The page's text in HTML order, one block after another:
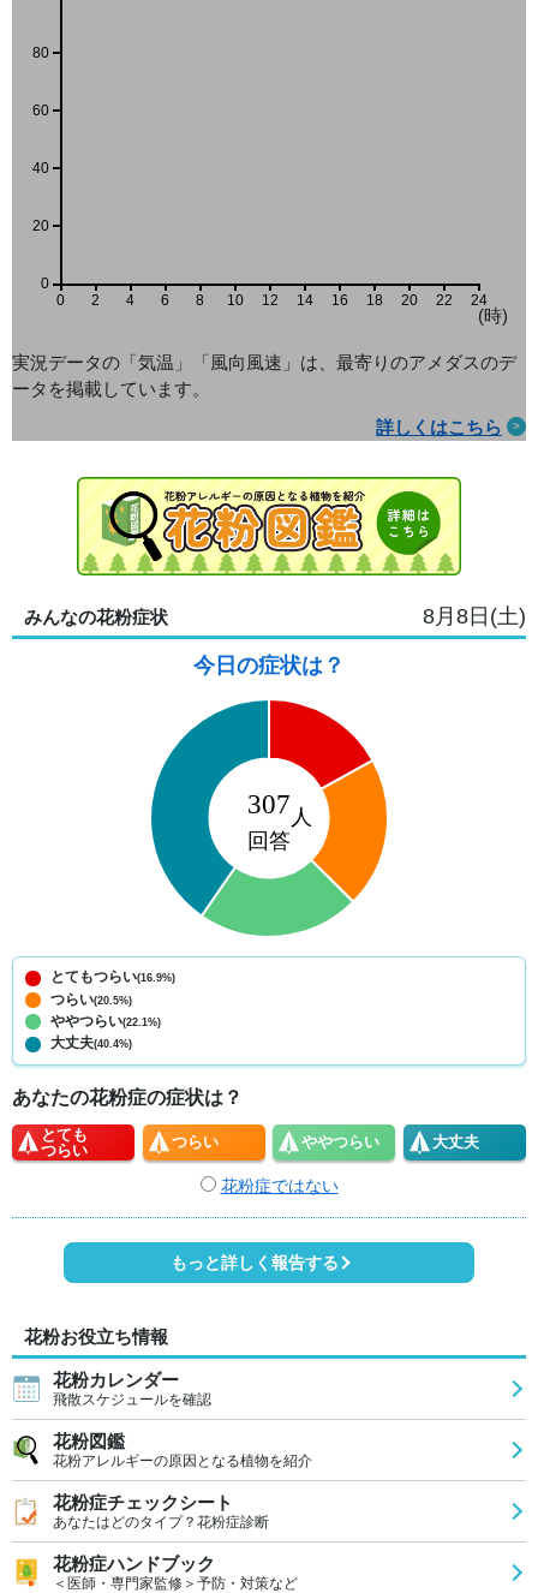
0 2 4 6 8 10 12 14 16 18 20 22 24
(時)
0
20
40
60
80
実況データの「気温」「風向風速」は、最寄りのアメダスのデ
ータを掲載しています。
詳しくはこちら
みんなの花粉症状 8月8日(土)
今日の症状は？
とてもつらい(16.9%)
つらい(20.5%)
ややつらい(22.1%)
大丈夫(40.4%)
あなたの花粉症の症状は？
とても
つらい
つらい ややつらい 大丈夫
花粉症ではない
もっと詳しく報告する
花粉お役立ち情報
花粉カレンダー
飛散スケジュールを確認
花粉図鑑
花粉アレルギーの原因となる植物を紹介
花粉症チェックシート
あなたはどのタイプ？花粉症診断
花粉症ハンドブック
＜医師・専門家監修＞予防・対策など